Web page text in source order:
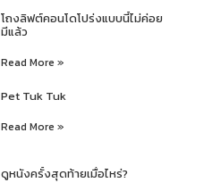
โถงลิฟต์คอนโดโปร่งแบบนี้ไม่ค่อย
มีแล้ว
Read More »
Pet Tuk Tuk
Read More »
ดูหนังครั้งสุดท้ายเมื่อไหร่?